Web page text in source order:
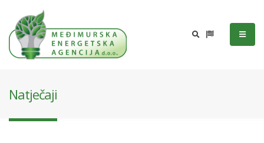
Natječaji